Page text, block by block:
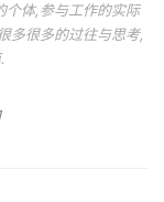
个体,参与工作的实际
多很多的过往与思考,